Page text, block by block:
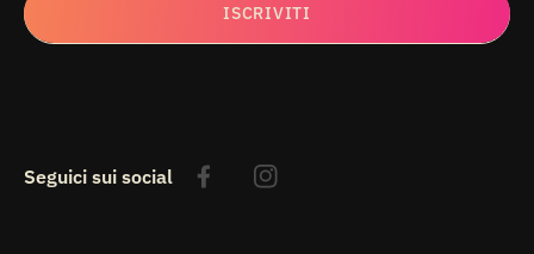
ISCRIVITI
Seguici sui social FacebookInstagram